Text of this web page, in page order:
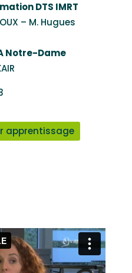
DTS IMRT
– M. Hugues
Notre-Dame
apprentissage